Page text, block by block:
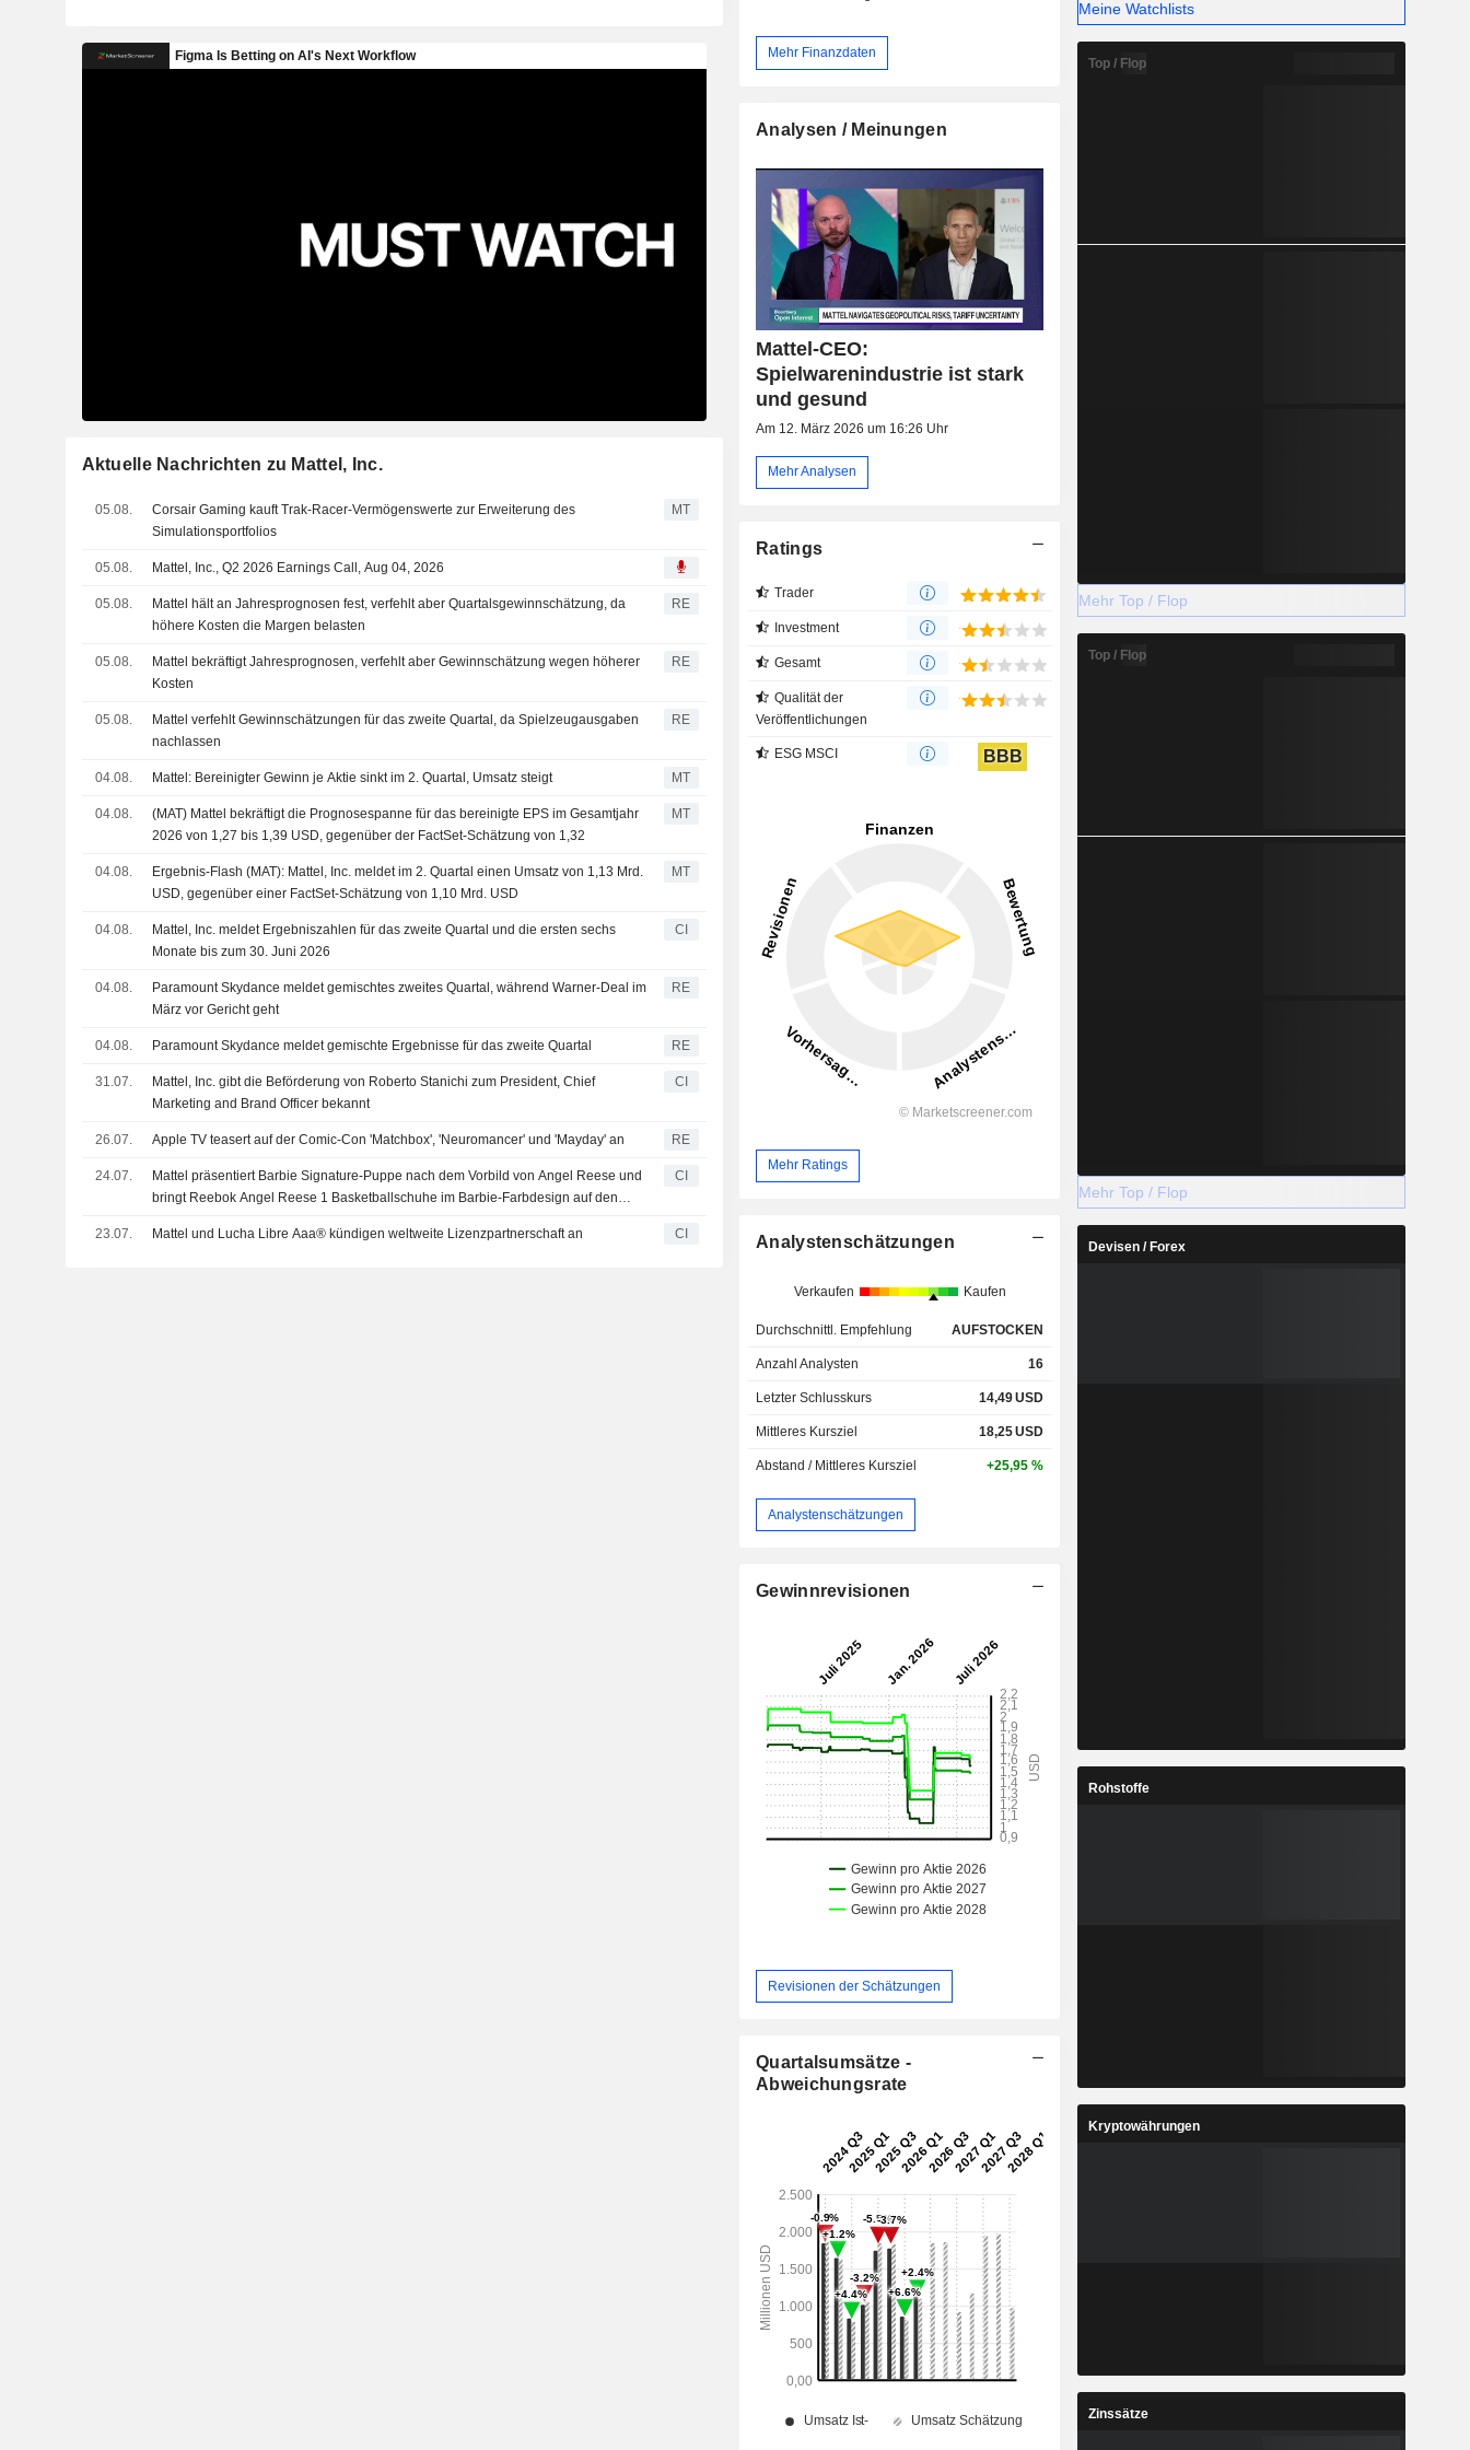
Aktuelle Nachrichten zu Mattel, Inc.
05.08.
Corsair Gaming kauft Trak-Racer-Vermögenswerte zur Erweiterung des
Simulationsportfolios
MT
05.08. Mattel, Inc., Q2 2026 Earnings Call, Aug 04, 2026
05.08.
Mattel hält an Jahresprognosen fest, verfehlt aber Quartalsgewinnschätzung, da
höhere Kosten die Margen belasten
RE
05.08.
Mattel bekräftigt Jahresprognosen, verfehlt aber Gewinnschätzung wegen höherer
Kosten
RE
05.08.
Mattel verfehlt Gewinnschätzungen für das zweite Quartal, da Spielzeugausgaben
nachlassen
RE
04.08. Mattel: Bereinigter Gewinn je Aktie sinkt im 2. Quartal, Umsatz steigt MT
04.08.
(MAT) Mattel bekräftigt die Prognosespanne für das bereinigte EPS im Gesamtjahr
2026 von 1,27 bis 1,39 USD, gegenüber der FactSet-Schätzung von 1,32
MT
04.08.
Ergebnis-Flash (MAT): Mattel, Inc. meldet im 2. Quartal einen Umsatz von 1,13 Mrd.
USD, gegenüber einer FactSet-Schätzung von 1,10 Mrd. USD
MT
04.08.
Mattel, Inc. meldet Ergebniszahlen für das zweite Quartal und die ersten sechs
Monate bis zum 30. Juni 2026
CI
04.08.
Paramount Skydance meldet gemischtes zweites Quartal, während Warner-Deal im
März vor Gericht geht
RE
04.08. Paramount Skydance meldet gemischte Ergebnisse für das zweite Quartal RE
31.07.
Mattel, Inc. gibt die Beförderung von Roberto Stanichi zum President, Chief
Marketing and Brand Officer bekannt
CI
26.07. Apple TV teasert auf der Comic-Con 'Matchbox', 'Neuromancer' und 'Mayday' an RE
24.07.
Mattel präsentiert Barbie Signature-Puppe nach dem Vorbild von Angel Reese und
bringt Reebok Angel Reese 1 Basketballschuhe im Barbie-Farbdesign auf den
CI
23.07. Mattel und Lucha Libre Aaa® kündigen weltweite Lizenzpartnerschaft an CI
Mehr Finanzdaten
Analysen / Meinungen
Mattel-CEO:
Spielwarenindustrie ist stark
und gesund
Am 12. März 2026 um 16:26 Uhr
Mehr Analysen
Ratings
Trader
Investment
Gesamt
Qualität der
Veröffentlichungen
ESG MSCI BBB
Mehr Ratings
Analystenschätzungen
Verkaufen Kaufen
Durchschnittl. Empfehlung AUFSTOCKEN
Anzahl Analysten 16
Letzter Schlusskurs 14,49USD
Mittleres Kursziel 18,25USD
Abstand / Mittleres Kursziel +25,95 %
Analystenschätzungen
Gewinnrevisionen
Revisionen der Schätzungen
Quartalsumsätze -
Abweichungsrate
Meine Watchlists
Top / Flop
Mehr Top / Flop
Top / Flop
Mehr Top / Flop
Devisen / Forex
Rohstoffe
Kryptowährungen
Zinssätze